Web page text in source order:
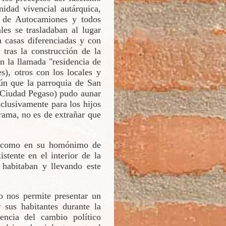
vivencial autárquica,
Autocamiones y todos
se trasladaban al lugar
diferenciadas y con
tras la construcción de la
la llamada "residencia de
otros con los locales y
que la parroquia de San
Pegaso) pudo aunar
para los hijos
no es de extrañar que
en su homónimo de
en el interior de la
y llevando este
nos permite presentar un
habitantes durante la
del cambio político